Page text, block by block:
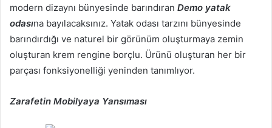
modern dizaynı bünyesinde barındıran Demo yatak
odasına bayılacaksınız. Yatak odası tarzını bünyesinde
barındırdığı ve naturel bir görünüm oluşturmaya zemin
oluşturan krem rengine borçlu. Ürünü oluşturan her bir
parçası fonksiyonelliği yeninden tanımlıyor.
Zarafetin Mobilyaya Yansıması